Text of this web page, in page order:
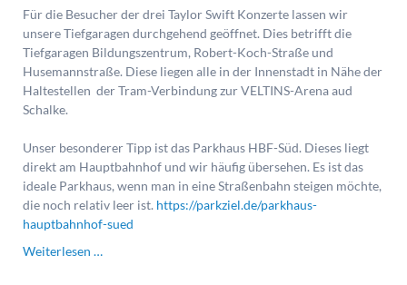
Für die Besucher der drei Taylor Swift Konzerte lassen wir
unsere Tiefgaragen durchgehend geöffnet. Dies betrifft die
Tiefgaragen Bildungszentrum, Robert-Koch-Straße und
Husemannstraße. Diese liegen alle in der Innenstadt in Nähe der
Haltestellen der Tram-Verbindung zur VELTINS-Arena aud
Schalke.
Unser besonderer Tipp ist das Parkhaus HBF-Süd. Dieses liegt
direkt am Hauptbahnhof und wir häufig übersehen. Es ist das
ideale Parkhaus, wenn man in eine Straßenbahn steigen möchte,
die noch relativ leer ist. https://parkziel.de/parkhaus-
hauptbahnhof-sued
Weiterlesen …